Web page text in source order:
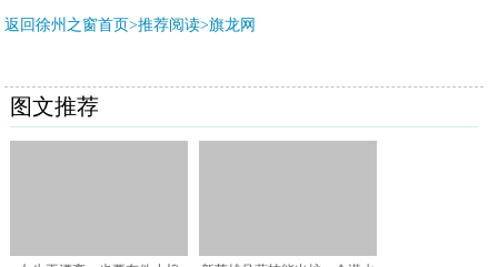
返回徐州之窗首页>推荐阅读>旗龙网
图文推荐